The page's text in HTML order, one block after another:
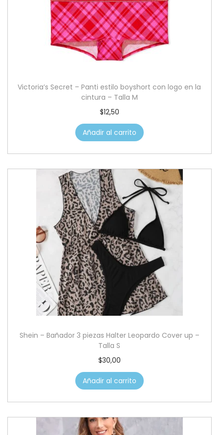
Victoria’s Secret – Panti estilo boyshort con logo en la
cintura – Talla M
$12,50
Añadir al carrito
Shein – Bañador 3 piezas Halter Leopardo Cover up –
Talla S
$30,00
Añadir al carrito